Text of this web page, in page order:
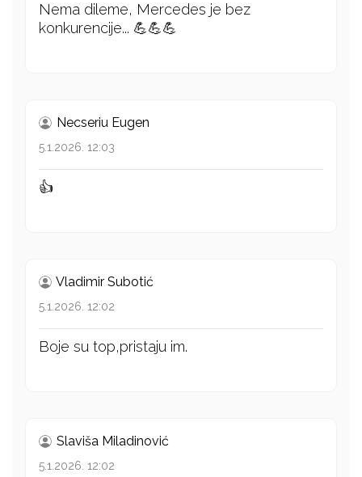
Nema dileme, Mercedes je bez
konkurencije... 💪💪💪
Necseriu Eugen
5.1.2026. 12:03
👍
Vladimir Subotić
5.1.2026. 12:02
Boje su top,pristaju im.
Slaviša Miladinović
5.1.2026. 12:02